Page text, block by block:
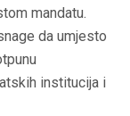
mandatu.
da umjesto
institucija i